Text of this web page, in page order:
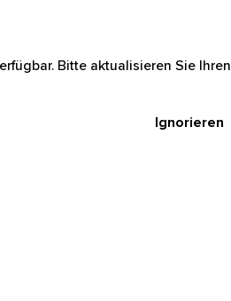
Bitte aktualisieren Sie Ihren
Ignorieren